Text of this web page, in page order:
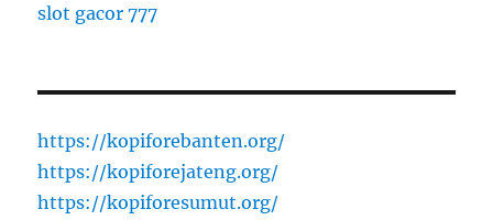
slot gacor 777
https://kopiforebanten.org/
https://kopiforejateng.org/
https://kopiforesumut.org/